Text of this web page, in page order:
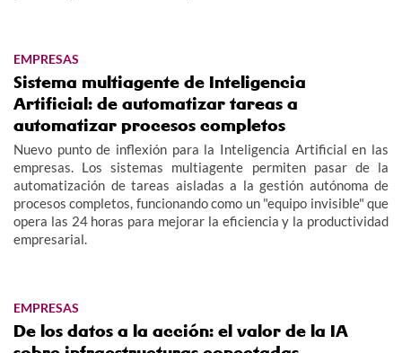
EMPRESAS
Sistema multiagente de Inteligencia
Artificial: de automatizar tareas a
automatizar procesos completos
Nuevo punto de inflexión para la Inteligencia Artificial en las
empresas. Los sistemas multiagente permiten pasar de la
automatización de tareas aisladas a la gestión autónoma de
procesos completos, funcionando como un "equipo invisible" que
opera las 24 horas para mejorar la eficiencia y la productividad
empresarial.
EMPRESAS
De los datos a la acción: el valor de la IA